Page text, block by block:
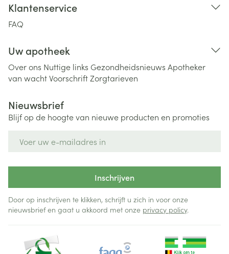
Klantenservice
FAQ
Uw apotheek
Over ons Nuttige links Gezondheidsnieuws Apotheker
van wachtVoorschriftZorgtarieven
Nieuwsbrief
Blijf op de hoogte van nieuwe producten en promoties
Inschrijven
Door op inschrijven te klikken, schrijft u zich in voor onze
nieuwsbrief en gaat u akkoord met onze privacy policy.